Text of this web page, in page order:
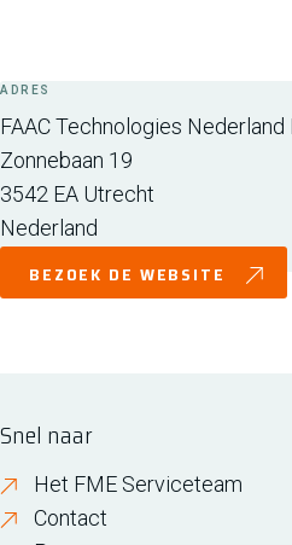
ADRES
FAAC Technologies Nederland
Zonnebaan 19
3542 EA Utrecht
Nederland
BEZOEK DE WEBSITE
Snel naar
Het FME Serviceteam
Contact